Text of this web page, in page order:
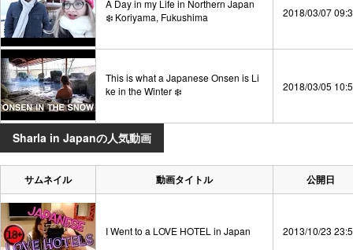
A Day in my Life in Northern Japan
❄️ Koriyama, Fukushima
2018/03/07
This is what a Japanese Onsen is Li
ke in the Winter ❄️
2018/03/05
Sharla in Japanの人気動画
サムネイル 動画タイトル 公開日
I Went to a LOVE HOTEL in Japan 2013/10/23